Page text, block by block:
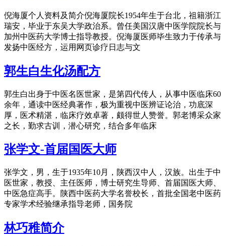
倪海厦个人资料及简介倪海厦院长1954年生于台北，祖籍浙江
瑞安，毕业于东吴大学政治系。曾任美国汉唐中医学院院长与
加州中医药大学博士指导教授。倪海厦医师毕生致力于传承与
发扬中医经方，运用网页诊疗日志与文
郭生白生化汤配方
郭生白出身于中医名医世家，是第四代传人，从事中医临床60
余年，通读中医经典著作，极为重视中医辨证论治，功底深
厚，医术精湛，临床疗效卓著，颇得世人赞誉。郭老博采众家
之长，勤求古训，潜心研究，结合多年临床
张学文-首届国医大师
张学文，男，生于1935年10月，陕西汉中人，汉族。出生于中
医世家，教授、主任医师，博士研究生导师、首届国医大师、
中医急症高手。陕西中医药大学名誉校长，首批全国老中医药
专家学术经验继承指导老师，国务院
林巧稚简介